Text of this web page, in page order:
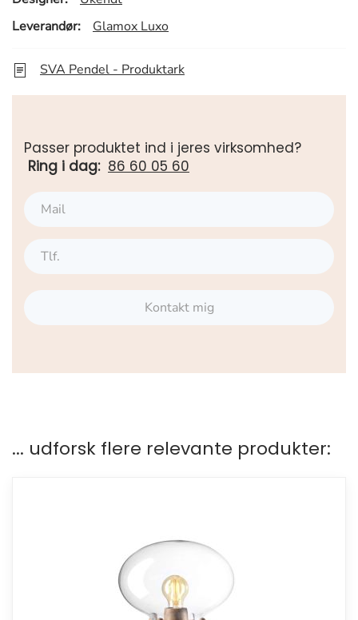
Leverandør:
Glamox Luxo
SVA Pendel - Produktark
Passer produktet ind i jeres virksomhed?
Ring i dag: 86 60 05 60
Kontakt mig
... udforsk flere relevante produkter: